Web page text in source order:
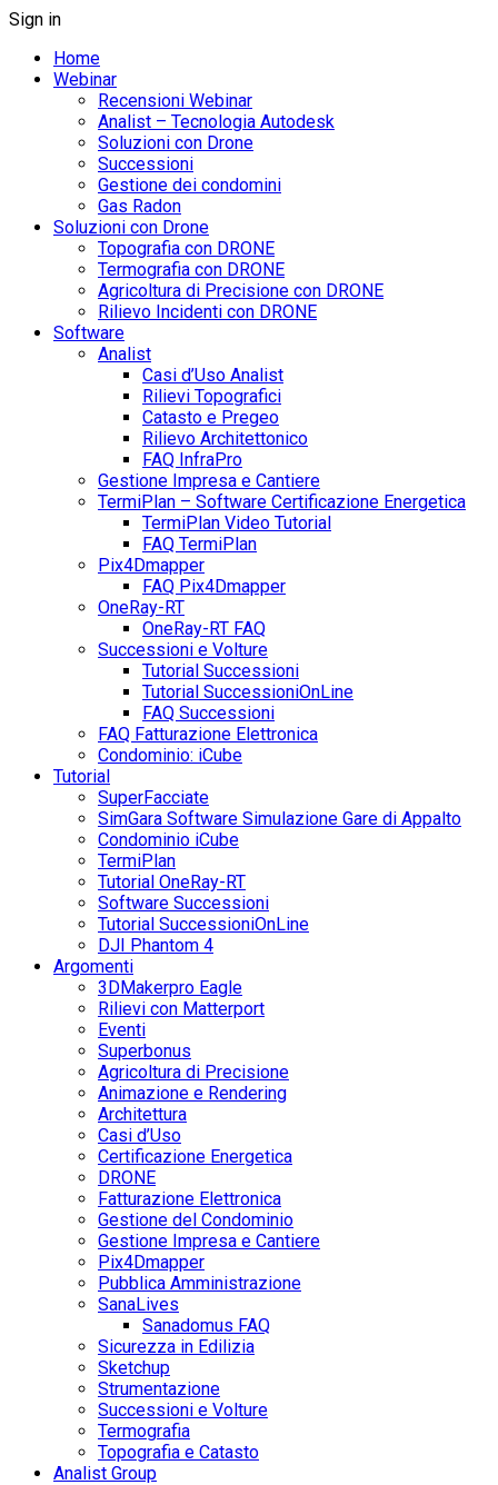
Sign in
Home
Webinar
Recensioni Webinar
Analist – Tecnologia Autodesk
Soluzioni con Drone
Successioni
Gestione dei condomini
Gas Radon
Soluzioni con Drone
Topografia con DRONE
Termografia con DRONE
Agricoltura di Precisione con DRONE
Rilievo Incidenti con DRONE
Software
Analist
Casi d’Uso Analist
Rilievi Topografici
Catasto e Pregeo
Rilievo Architettonico
FAQ InfraPro
Gestione Impresa e Cantiere
TermiPlan – Software Certificazione Energetica
TermiPlan Video Tutorial
FAQ TermiPlan
Pix4Dmapper
FAQ Pix4Dmapper
OneRay-RT
OneRay-RT FAQ
Successioni e Volture
Tutorial Successioni
Tutorial SuccessioniOnLine
FAQ Successioni
FAQ Fatturazione Elettronica
Condominio: iCube
Tutorial
SuperFacciate
SimGara Software Simulazione Gare di Appalto
Condominio iCube
TermiPlan
Tutorial OneRay-RT
Software Successioni
Tutorial SuccessioniOnLine
DJI Phantom 4
Argomenti
3DMakerpro Eagle
Rilievi con Matterport
Eventi
Superbonus
Agricoltura di Precisione
Animazione e Rendering
Architettura
Casi d’Uso
Certificazione Energetica
DRONE
Fatturazione Elettronica
Gestione del Condominio
Gestione Impresa e Cantiere
Pix4Dmapper
Pubblica Amministrazione
SanaLives
Sanadomus FAQ
Sicurezza in Edilizia
Sketchup
Strumentazione
Successioni e Volture
Termografia
Topografia e Catasto
Analist Group